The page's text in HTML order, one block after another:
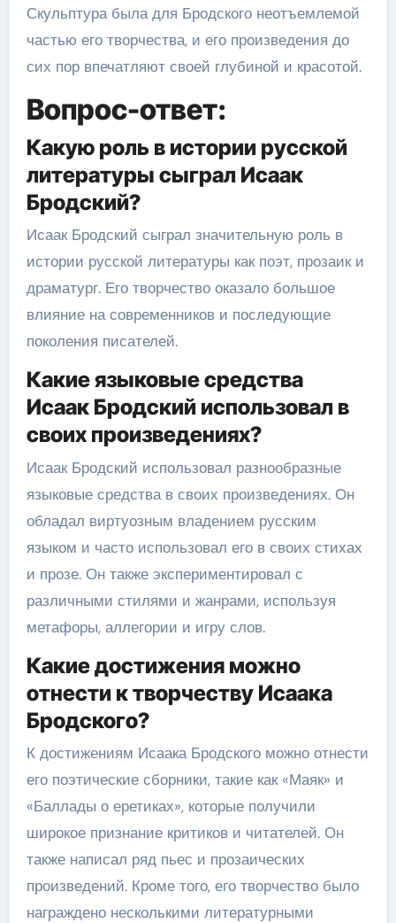
Скульптура была для Бродского неотъемлемой
частью его творчества, и его произведения до
сих пор впечатляют своей глубиной и красотой.
Вопрос-ответ:
Какую роль в истории русской
литературы сыграл Исаак
Бродский?
Исаак Бродский сыграл значительную роль в
истории русской литературы как поэт, прозаик и
драматург. Его творчество оказало большое
влияние на современников и последующие
поколения писателей.
Какие языковые средства
Исаак Бродский использовал в
своих произведениях?
Исаак Бродский использовал разнообразные
языковые средства в своих произведениях. Он
обладал виртуозным владением русским
языком и часто использовал его в своих стихах
и прозе. Он также экспериментировал с
различными стилями и жанрами, используя
метафоры, аллегории и игру слов.
Какие достижения можно
отнести к творчеству Исаака
Бродского?
К достижениям Исаака Бродского можно отнести
его поэтические сборники, такие как «Маяк» и
«Баллады о еретиках», которые получили
широкое признание критиков и читателей. Он
также написал ряд пьес и прозаических
произведений. Кроме того, его творчество было
награждено несколькими литературными